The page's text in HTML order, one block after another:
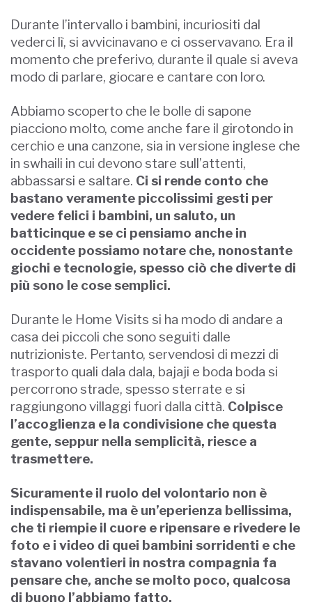
Durante l’intervallo i bambini, incuriositi dal
vederci lì, si avvicinavano e ci osservavano. Era il
momento che preferivo, durante il quale si aveva
modo di parlare, giocare e cantare con loro.
Abbiamo scoperto che le bolle di sapone
piacciono molto, come anche fare il girotondo in
cerchio e una canzone, sia in versione inglese che
in swhaili in cui devono stare sull’attenti,
abbassarsi e saltare. Ci si rende conto che
bastano veramente piccolissimi gesti per
vedere felici i bambini, un saluto, un
batticinque e se ci pensiamo anche in
occidente possiamo notare che, nonostante
giochi e tecnologie, spesso ciò che diverte di
più sono le cose semplici.
Durante le Home Visits si ha modo di andare a
casa dei piccoli che sono seguiti dalle
nutrizioniste. Pertanto, servendosi di mezzi di
trasporto quali dala dala, bajaji e boda boda si
percorrono strade, spesso sterrate e si
raggiungono villaggi fuori dalla città. Colpisce
l’accoglienza e la condivisione che questa
gente, seppur nella semplicità, riesce a
trasmettere.
Sicuramente il ruolo del volontario non è
indispensabile, ma è un’eperienza bellissima,
che ti riempie il cuore e ripensare e rivedere le
foto e i video di quei bambini sorridenti e che
stavano volentieri in nostra compagnia fa
pensare che, anche se molto poco, qualcosa
di buono l’abbiamo fatto.